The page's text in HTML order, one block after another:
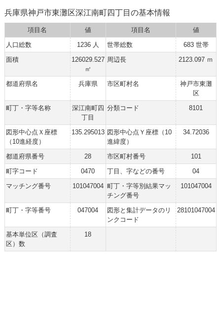
兵庫県神戸市東灘区深江南町四丁目の基本情報
項目名 値 項目名
値
人口総数
1236 人 世帯総数
683 世帯
面積
126029.527
㎡
周辺長 2123.097 ｍ
都道府県名 兵庫県 市区町村名
神戸市東灘
区
町丁・字等名称
深江南町四
丁目
分類コード 8101
図形中心点Ｘ座標
（10進経度）
135.295013 図形中心点Ｙ座標（10
進緯度）
34.72036
都道府県番号 28 市区町村番号
101
町字コード
0470 丁目、字などの番号
04
マッチング番号
101047004 町丁・字等別結果マッ
チング番号
101047004
町丁・字等番号 047004
図形と集計データのリ
ンクコード
28101047004
基本単位区（調査
区）数
18